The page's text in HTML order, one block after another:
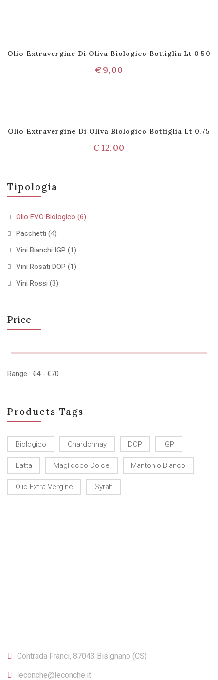
Tipologia
Olio EVO Biologico (6)
Pacchetti (4)
Vini Bianchi IGP (1)
Vini Rosati DOP (1)
Vini Rossi (3)
Price
Range : €4 - €70
Products Tags
Biologico Chardonnay DOP IGP
Latta Magliocco Dolce Mantonio Bianco
Olio Extra Vergine Syrah
Olio Extravergine Di Oliva Biologico Bottiglia Lt 0.50
€9,00
Olio Extravergine Di Oliva Biologico Bottiglia Lt 0.75
€12,00
Contrada Franci, 87043 Bisignano (CS)
leconche@leconche.it